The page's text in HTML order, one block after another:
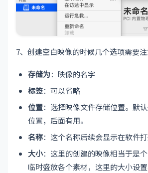
7、创建空白映像的时候几个选项需要
存储为：映像的名字
标签：可以省略
位置：选择映像文件存储位置。默
位置，后面有用。
名称：这个名称后续会显示在软件
大小：这里的创建的映像相当于是
临时盛放各个素材，这里的大小设